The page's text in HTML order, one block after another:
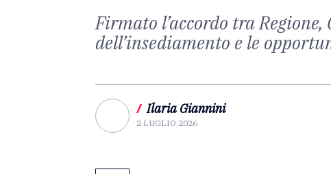
Firmato l’accordo tra
dell’insediamento e le
/ Ilaria Giannini
2 LUGLIO 2026